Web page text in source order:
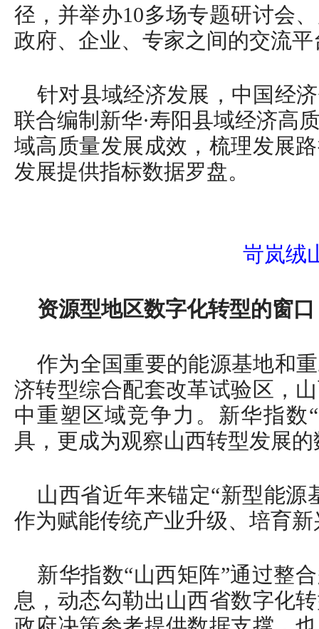
径，并举办10多场专题研讨会
政府、企业、专家之间的交流平
针对县域经济发展，中国经
联合编制新华·寿阳县域经济高
域高质量发展成效，梳理发展
发展提供指标数据罗盘。
岢岚绒
资源型地区数字化转型的窗口
作为全国重要的能源基地和
济转型综合配套改革试验区，
中重塑区域竞争力。新华指数
具，更成为观察山西转型发展
山西省近年来锚定“新型能源
作为赋能传统产业升级、培育
新华指数“山西矩阵”通过整
息，动态勾勒出山西省数字化